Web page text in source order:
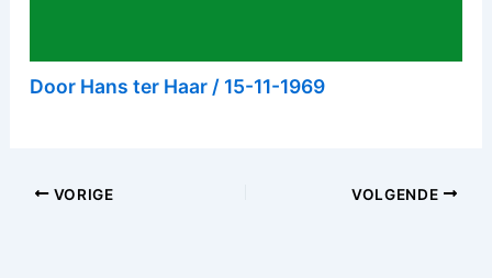
Door Hans ter Haar / 15-11-1969
VORIGE VOLGENDE